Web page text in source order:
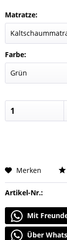
Matratze:
Farbe:
Merken
Artikel-Nr.:
Mit
Über